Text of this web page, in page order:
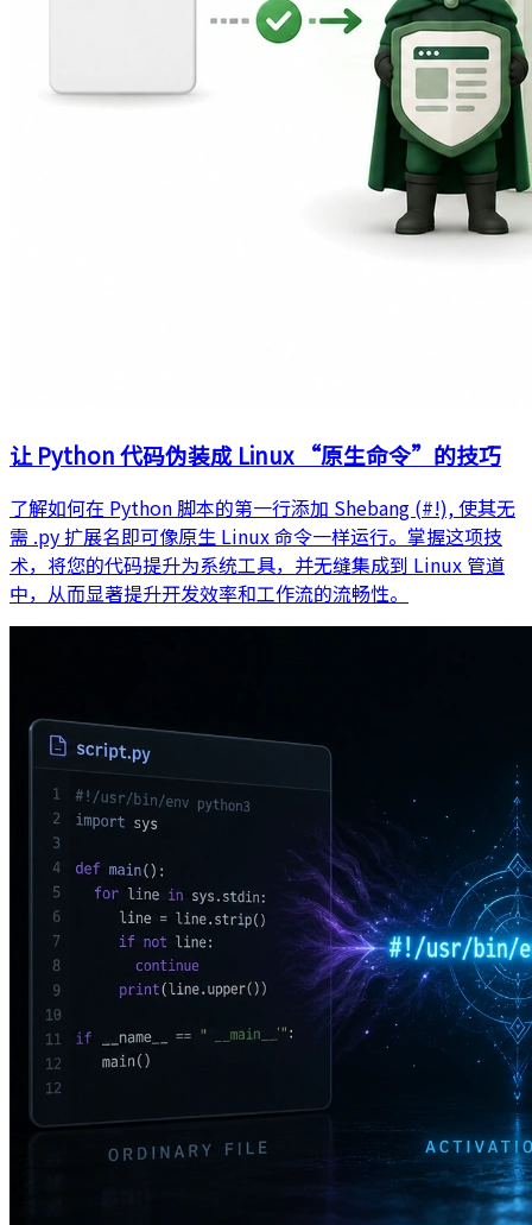
让 Python 代码伪装成 Linux “原生命令”的技巧
了解如何在 Python 脚本的第一行添加 Shebang (#!), 使其无
需 .py 扩展名即可像原生 Linux 命令一样运行。掌握这项技
术，将您的代码提升为系统工具，并无缝集成到 Linux 管道
中，从而显著提升开发效率和工作流的流畅性。